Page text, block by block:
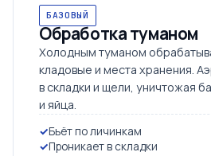
БАЗОВЫЙ
Обработка туманом
Холодным туманом
кладовые и места хранения.
в складки и щели, уничтожая
и яйца.
Бьёт по личинкам
Проникает в складки